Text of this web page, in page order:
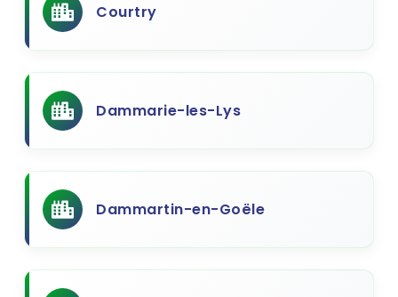
Courtry
Dammarie-les-Lys
Dammartin-en-Goële